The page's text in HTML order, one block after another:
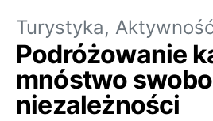
Turystyka, Aktywność
Podróżowanie
mnóstwo
niezależności